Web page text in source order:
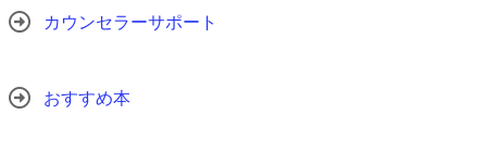
カウンセラーサポート
おすすめ本